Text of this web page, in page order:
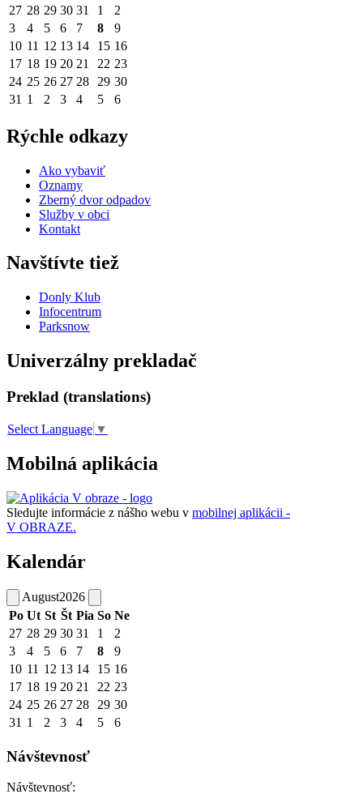
27 28 29 30 31 1
2
3
4 5 6 7 8
9
10 11 12 13 14 15 16
17 18 19 20 21 22 23
24 25 26 27 28 29 30
31 1 2 3 4 5 6
Rýchle odkazy
Ako vybaviť
Oznamy
Zberný dvor odpadov
Služby v obci
Kontakt
Navštívte tiež
Donly Klub
Infocentrum
Parksnow
Univerzálny prekladač
Preklad (translations)
Select Language ▼
Mobilná aplikácia
Sledujte informácie z nášho webu v mobilnej aplikácii -
V OBRAZE.
Kalendár
August2026
Po Ut St Št Pia So Ne
27 28 29 30 31 1
2
3
4 5 6 7 8
9
10 11 12 13 14 15 16
17 18 19 20 21 22 23
24 25 26 27 28 29 30
31 1 2 3 4 5 6
Návštevnosť
Návštevnosť: